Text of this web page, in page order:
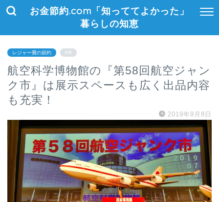
お金節約.com「知っててよかった」
暮らしの知恵
レジャー費の節約 PR
航空科学博物館の『第58回航空ジャン
ク市』は展示スペースも広く出品内容
も充実！
2019年9月8日